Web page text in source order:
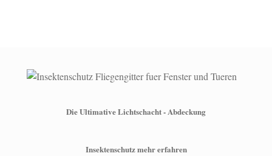
Die Ultimative Lichtschacht - Abdeckung
Insektenschutz mehr erfahren